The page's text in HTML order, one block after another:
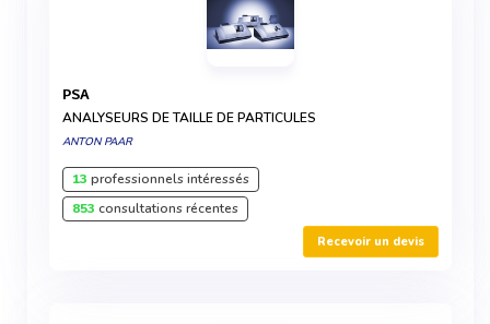
PSA
ANALYSEURS DE TAILLE DE PARTICULES
ANTON PAAR
13 professionnels intéressés
853 consultations récentes
Recevoir un devis